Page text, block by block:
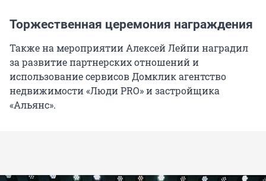
Торжественная церемония награждения
Также на мероприятии Алексей Лейпи наградил
за развитие партнерских отношений и
использование сервисов Домклик агентство
недвижимости «Люди PRO» и застройщика
«Альянс».